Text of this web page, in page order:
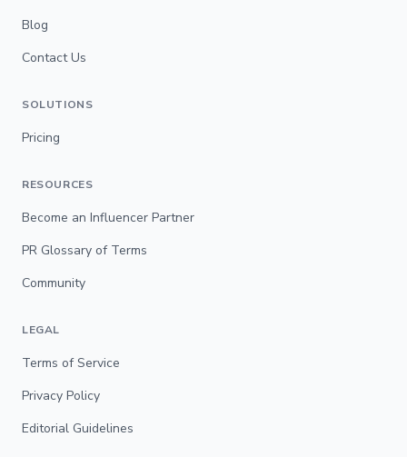
Blog
Contact Us
SOLUTIONS
Pricing
RESOURCES
Become an Influencer Partner
PR Glossary of Terms
Community
LEGAL
Terms of Service
Privacy Policy
Editorial Guidelines